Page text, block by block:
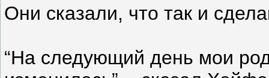
Они сказали, что так и
“На следующий день мои